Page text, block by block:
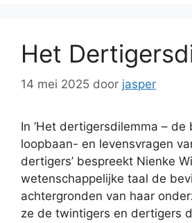
Het
14 mei 2025 door jasper
In ‘Het dertigersdilemma – de
loopbaan- en levensvragen
dertigers’ bespreekt Nienke
wetenschappelijke taal de
achtergronden van haar
ze de twintigers en dertigers